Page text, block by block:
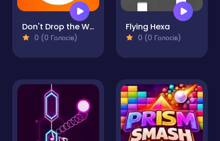
Don't Drop the White Ball
0 (0 Голосів)
Flying Hexa
0 (0 Голосів)